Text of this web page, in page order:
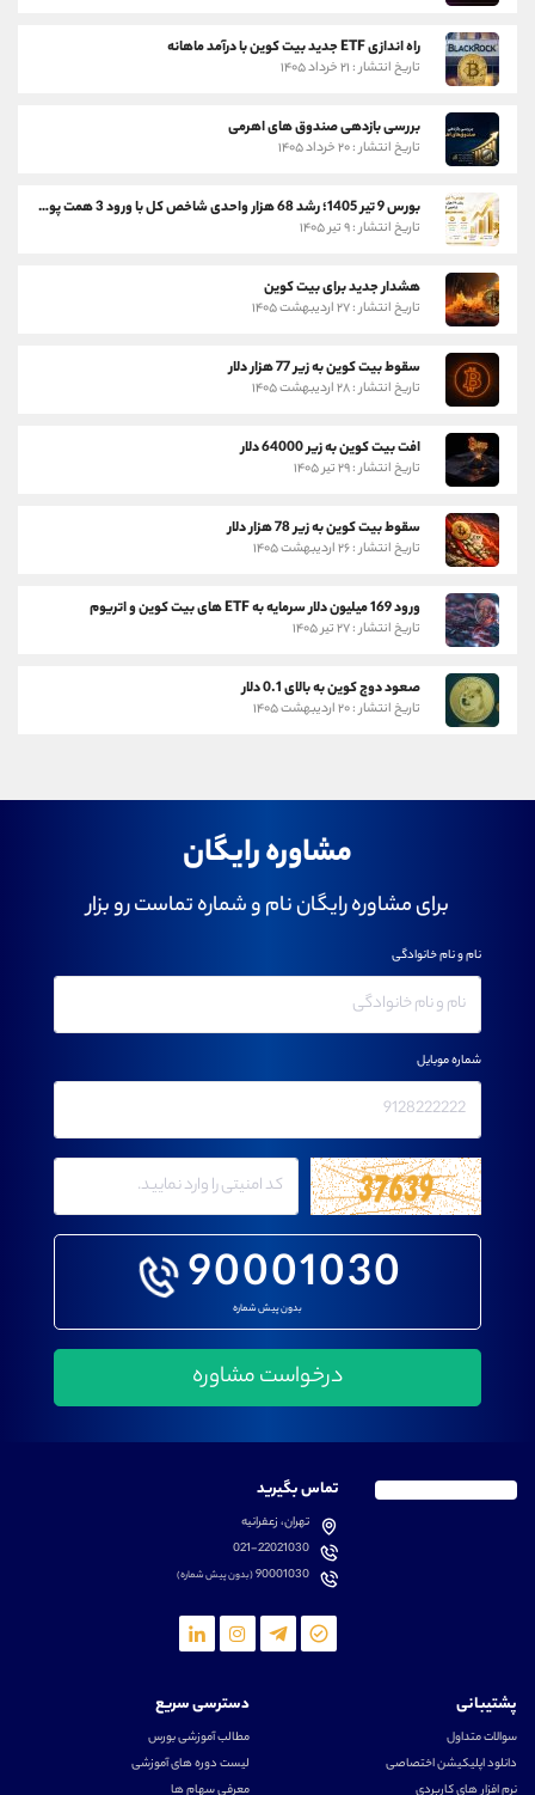
راه اندازی ETF جدید بیت کوین با درآمد ماهانه
تاریخ انتشار : ۲۱ خرداد ۱۴۰۵
بررسی بازدهی صندوق های اهرمی
تاریخ انتشار : ۲۰ خرداد ۱۴۰۵
بورس 9 تیر 1405؛ رشد 68 هزار واحدی شاخص کل با ورود 3 همت پول حقیقی
تاریخ انتشار : ۹ تیر ۱۴۰۵
هشدار جدید برای بیت کوین
تاریخ انتشار : ۲۷ اردیبهشت ۱۴۰۵
سقوط بیت کوین به زیر 77 هزار دلار
تاریخ انتشار : ۲۸ اردیبهشت ۱۴۰۵
افت بیت کوین به زیر 64000 دلار
تاریخ انتشار : ۲۹ تیر ۱۴۰۵
سقوط بیت کوین به زیر 78 هزار دلار
تاریخ انتشار : ۲۶ اردیبهشت ۱۴۰۵
ورود 169 میلیون دلار سرمایه به ETF های بیت کوین و اتریوم
تاریخ انتشار : ۲۷ تیر ۱۴۰۵
صعود دوج کوین به بالای 0.1 دلار
تاریخ انتشار : ۲۰ اردیبهشت ۱۴۰۵
مشاوره رایگان
برای مشاوره رایگان نام و شماره تماست رو بزار
90001030
بدون پیش شماره
نام و نام خانوادگی
شماره موبایل
تماس بگیرید
تهران، زعفرانیه
021-22021030
90001030(بدون پیش شماره)
پشتیبانی
سوالات متداول
دانلود اپلیکیشن اختصاصی
نرم افزار های کاربردی
دسترسی سریع
مطالب آموزشی بورس
لیست دوره های آموزشی
معرفی سهام ها